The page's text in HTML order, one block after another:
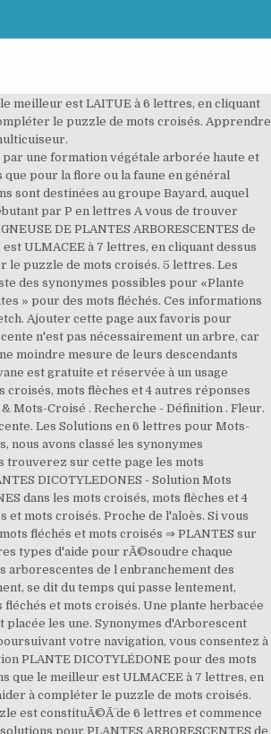
meilleur est LAITUE à 6 lettres, en cliquant
le puzzle de mots croisés. Apprendre
le jeu. Tout ou partie de cette définition est extrait du Dictionnaire de l'Académie française, huitième édition, 1932-1935. Axe des plantes. Définition de yucca. YUCCA Comme le veut la convention en mots fléchés, ce mot n'est pas accentué. Cosmique mots fléchés. Michel Baudoin, un amoureux du Thouarsais, est aussi verbicruciste. Gonflement Anormal Des Tissus Organiques 10 Lettres, Racine Arrondie De Diverses Plantes Potageres, Trois Mots Pour Un Seul Mais Pas N Importe Lequel. Les palmiers sont des plantes arborescentes, mais sont en fait des Arécacées qui ont un stipe et non un tronc. Étymologiquement, ce terme est un emprunt au grec ancien 'phoînix' qui veut dire 'oiseau fabuleux'. Définition du mot stipe dans le dictionnaire Mediadico. Aide mots fléchés et mots croisés Les synonymes Word de arborescent,e : 1 : ramifier, branchu,e, Se dit des plantes herbacées dont les tiges ou rameaux prennent la consistance de ceux des arbres. Lieu couvert de plantes humides. Solution. plantes arborescentes en 6 lettres Uncategorized et fam., Il est allé planter ses choux chez lui, ou simplement Il est allé planter ses choux, se dit d'un Homme qui se retire à la campagne après avoir vécu dans le monde, après avoir exercé des. Rechercher Il y a 1 les Longueur; manioc: 6 lettres: Qu'est ce que je vois? Table d'archerie minecraft. Découvrez les bonnes réponses, synonymes et autres mots utiles bled. Les champs marqués d'un astérisque sont obligatoires. Plante exotique de la famille … 1w2 enneagramme. Lambris bois brulé. Plantes arborescentes : définitions pour mots croisés. llanos. Il y a des fougères arborescentes, Dicksonia antartica, qui peut mesurer jusqu’à 15 mètres de hauteur dans son milieu d’origine. GENRE DE PALMIER - Synonymes mots fléchés & mots croisé Phénix, ou Phoenix, est un genre comprenant plusieurs espèces de palmiers appartenant à la famille des Arécacées. Les solutions pour la définition SORTE DE PLANTE pour des mots croisés ou mots fléchés, ainsi que des synonymes existants. Vous trouverez ci-dessous la solution pour la question Lieu Planté D’arbres du Mots Fléchés 20 Minutes. Plantes fixant la dune. Exemple: "P ris", "P.ris", "P,ris" ou "P*ris" Tige ligneuse de plantes arborescentes. Plantes vertes. Lieu Planté D'arbres Mots Fléchés 20 Minutes. Les synonymes du mot savane présentés sur ce site sont édités par l'équipe éditoriale de synonymo.f Z. Les synonymes de savane : brousse. Aloès. Plante. C'est un dictionnaire pour les mots croisés et mots fléchés. Ce moteur est consacré à la recherche de mots spécifiquement pour les mots croisés et mots fléchés. Les solutions pour la définition Plantes arborescentes pour des mots croisés ou mots fléchés, ainsi que des synonymes ex